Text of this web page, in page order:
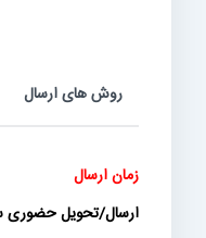
روش های ارسال
زمان ارسال
ارسال/تحویل حضوری سفارش حداکثر 6 ساعت پس از ثبت واریز وجه (و برای